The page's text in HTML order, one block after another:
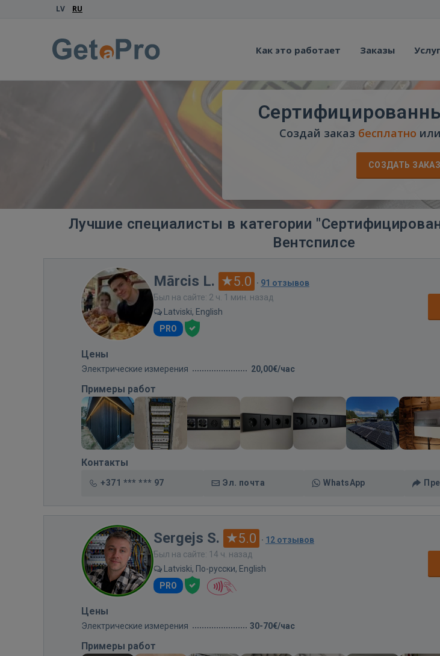
LV RU
Как это работает Заказы
Создай заказ бесплатно или
СОЗДАТЬ ЗАКАЗ
Лучшие специалисты в категории
Вентспилсе
Mārcis L. 5.0 · 91 отзывов
Был на сайте: 2 ч. 1 мин. назад
Latviski, English
PRO
Цены
Электрические измерения 20,00€/час
Примеры работ
Контакты
+371 *** *** 97 Эл. почта WhatsApp
Sergejs S. 5.0 · 12 отзывов
Был на сайте: 14 ч. назад
Latviski, По-русски, English
PRO
Цены
Электрические измерения 30-70€/час
Примеры работ